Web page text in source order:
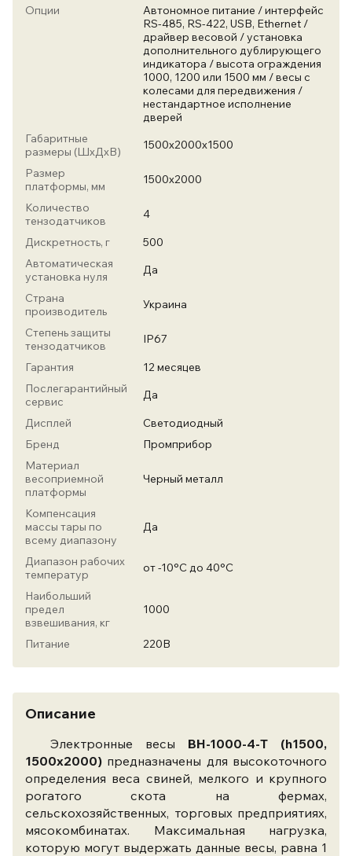
Опции
Автономное питание / интерфейс
RS-485, RS-422, USB, Ethernet /
драйвер весовой / установка
дополнительного дублирующего
индикатора / высота ограждения
1000, 1200 или 1500 мм / весы с
колесами для передвижения /
нестандартное исполнение
дверей
Габаритные
размеры (ШхДхВ)
1500х2000х1500
Размер
платформы, мм
1500х2000
Количество
тензодатчиков
4
Дискретность, г
500
Автоматическая
установка нуля
Да
Страна
производитель
Украина
Степень защиты
тензодатчиков
IP67
Гарантия
12 месяцев
Послегарантийный
сервис
Да
Дисплей
Светодиодный
Бренд
Промприбор
Материал
весоприемной
платформы
Черный металл
Компенсация
массы тары по
всему диапазону
Да
Диапазон рабочих
температур
от -10°С до 40°С
Наибольший
предел
взвешивания, кг
1000
Питание 220В
Описание
Электронные весы ВН-1000-4-Т (h1500,
1500x2000) предназначены для высокоточного
определения веса свиней, мелкого и крупного
рогатого скота на фермах,
сельскохозяйственных, торговых предприятиях,
мясокомбинатах. Максимальная нагрузка,
которую могут выдержать данные весы, равна 1